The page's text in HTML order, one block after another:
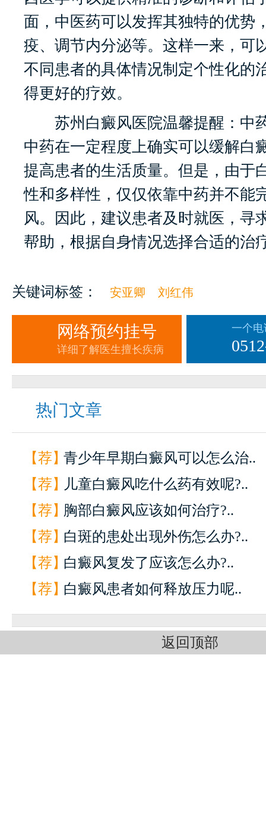
面，中医药可以发挥其独特的优势
疫、调节内分泌等。这样一来，可
不同患者的具体情况制定个性化的
得更好的疗效。
苏州白癜风医院温馨提醒：中
中药在一定程度上确实可以缓解白
提高患者的生活质量。但是，由于
性和多样性，仅仅依靠中药并不能
风。因此，建议患者及时就医，寻
帮助，根据自身情况选择合适的治
关键词标签： 安亚卿 刘红伟
网络预约挂号
详细了解医生擅长疾病
一个
热门文章
【荐】青少年早期白癜风可以怎么治..
【荐】 儿童白癜风吃什么药有效呢?..
【荐】胸部白癜风应该如何治疗?..
【荐】白斑的患处出现外伤怎么办?..
【荐】白癜风复发了应该怎么办?..
【荐】白癜风患者如何释放压力呢..
返回顶部